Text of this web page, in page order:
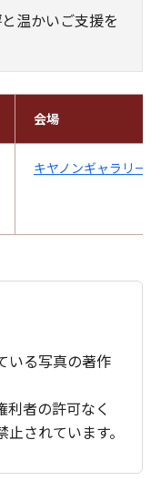
温かいご支援を
会場
キヤノンギャラリー
いる写真の著作
利者の許可なく
されています。